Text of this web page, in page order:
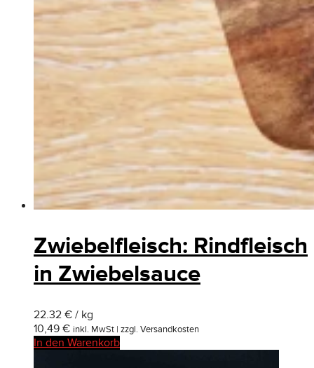
Zwiebelfleisch: Rindfleisch
in Zwiebelsauce
22.32 € / kg
10,49 € inkl. MwSt | zzgl. Versandkosten
In den Warenkorb